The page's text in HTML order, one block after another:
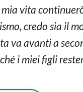
vita
credo sia il
va avanti a
i miei figli